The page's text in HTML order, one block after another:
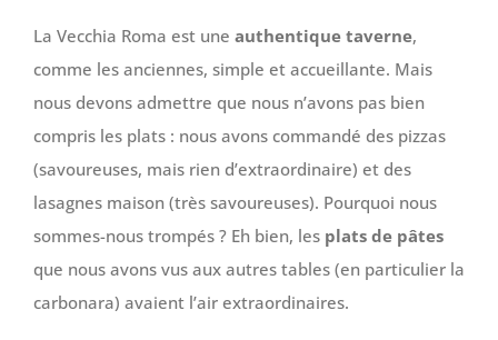
La Vecchia Roma est une authentique taverne,
comme les anciennes, simple et accueillante. Mais
nous devons admettre que nous n’avons pas bien
compris les plats : nous avons commandé des pizzas
(savoureuses, mais rien d’extraordinaire) et des
lasagnes maison (très savoureuses). Pourquoi nous
sommes-nous trompés ? Eh bien, les plats de pâtes
que nous avons vus aux autres tables (en particulier la
carbonara) avaient l’air extraordinaires.